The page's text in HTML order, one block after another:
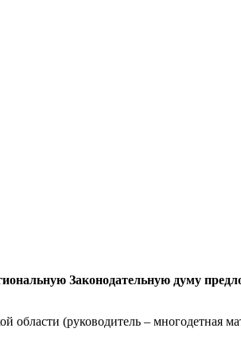
Законодательную думу
области (руководитель – многодетная